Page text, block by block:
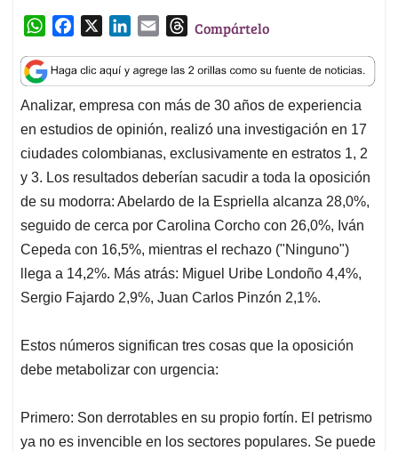
W
a
t
s
A
p
p
c
e
b
o
o
k
n
k
e
d
I
n
a
i
l
T
r
e
a
d
s
Compártelo
Analizar, empresa con más de 30 años de experiencia
en estudios de opinión, realizó una investigación en 17
ciudades colombianas, exclusivamente en estratos 1, 2
y 3. Los resultados deberían sacudir a toda la oposición
de su modorra: Abelardo de la Espriella alcanza 28,0%,
seguido de cerca por Carolina Corcho con 26,0%, Iván
Cepeda con 16,5%, mientras el rechazo ("Ninguno")
llega a 14,2%. Más atrás: Miguel Uribe Londoño 4,4%,
Sergio Fajardo 2,9%, Juan Carlos Pinzón 2,1%.
Estos números significan tres cosas que la oposición
debe metabolizar con urgencia:
Primero: Son derrotables en su propio fortín. El petrismo
ya no es invencible en los sectores populares. Se puede